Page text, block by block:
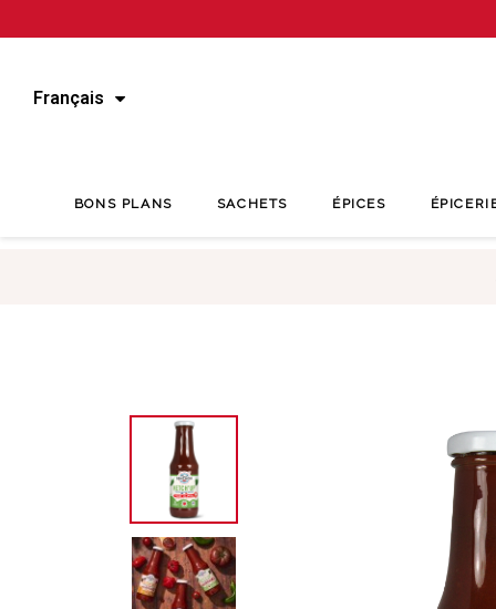
Français
BONS PLANS SACHETS ÉPICES